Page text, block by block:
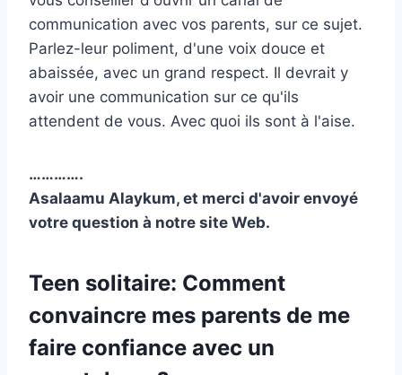
communication avec vos parents, sur ce sujet.
Parlez-leur poliment, d'une voix douce et
abaissée, avec un grand respect. Il devrait y
avoir une communication sur ce qu'ils
attendent de vous. Avec quoi ils sont à l'aise.
………….
Asalaamu Alaykum, et merci d'avoir envoyé
votre question à notre site Web.
Teen solitaire: Comment
convaincre mes parents de me
faire confiance avec un